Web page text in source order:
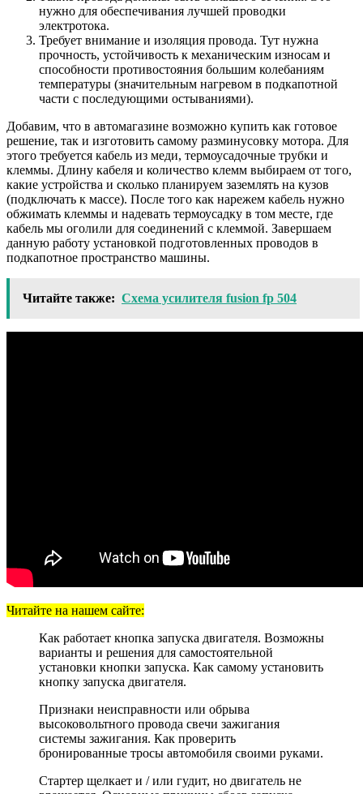
нужно для обеспечивания лучшей проводки
электротока.
Требует внимание и изоляция провода. Тут нужна
прочность, устойчивость к механическим износам и
способности противостояния большим колебаниям
температуры (значительным нагревом в подкапотной
части с последующими остываниями).
Добавим, что в автомагазине возможно купить как готовое
решение, так и изготовить самому разминусовку мотора. Для
этого требуется кабель из меди, термоусадочные трубки и
клеммы. Длину кабеля и количество клемм выбираем от того,
какие устройства и сколько планируем заземлять на кузов
(подключать к массе). После того как нарежем кабель нужно
обжимать клеммы и надевать термоусадку в том месте, где
кабель мы оголили для соединений с клеммой. Завершаем
данную работу установкой подготовленных проводов в
подкапотное пространство машины.
Читайте также: Схема усилителя fusion fp 504
Читайте на нашем сайте:
Как работает кнопка запуска двигателя. Возможны
варианты и решения для самостоятельной
установки кнопки запуска. Как самому установить
кнопку запуска двигателя.
Признаки неисправности или обрыва
высоковольтного провода свечи зажигания
системы зажигания. Как проверить
бронированные тросы автомобиля своими руками.
Стартер щелкает и / или гудит, но двигатель не